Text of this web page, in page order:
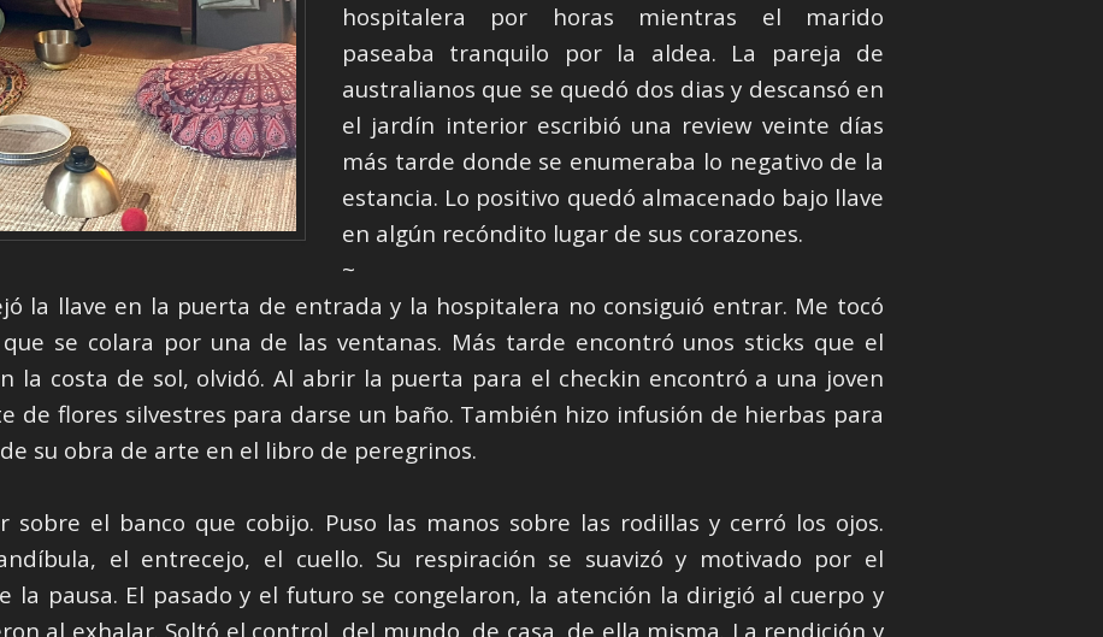
hospitalera por horas mientras el marido
paseaba tranquilo por la aldea. La pareja de
australianos que se quedó dos dias y descansó en
el jardín interior escribió una review veinte días
más tarde donde se enumeraba lo negativo de la
estancia. Lo positivo quedó almacenado bajo llave
en algún recóndito lugar de sus corazones.
~
la llave en la puerta de entrada y la hospitalera no consiguió entrar. Me tocó
se colara por una de las ventanas. Más tarde encontró unos sticks que el
la costa de sol, olvidó. Al abrir la puerta para el checkin encontró a una joven
de flores silvestres para darse un baño. También hizo infusión de hierbas para
su obra de arte en el libro de peregrinos.
sobre el banco que cobijo. Puso las manos sobre las rodillas y cerró los ojos.
el entrecejo, el cuello. Su respiración se suavizó y motivado por el
la pausa. El pasado y el futuro se congelaron, la atención la dirigió al cuerpo y
al exhalar. Soltó el control, del mundo, de casa, de ella misma. La rendición y